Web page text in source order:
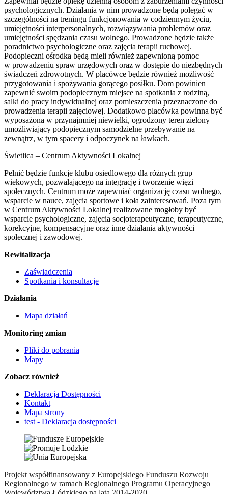
psychologicznych. Działania w nim prowadzone będą polegać w
szczególności na treningu funkcjonowania w codziennym życiu,
umiejętności interpersonalnych, rozwiązywania problemów oraz
umiejętności spędzania czasu wolnego. Prowadzone będzie także
poradnictwo psychologiczne oraz zajęcia terapii ruchowej.
Podopieczni ośrodka będą mieli również zapewnioną pomoc
w prowadzeniu spraw urzędowych oraz w dostępie do niezbędnych
świadczeń zdrowotnych. W placówce będzie również możliwość
przygotowania i spożywania gorącego posiłku. Dom powinien
zapewnić swoim podopiecznym miejsce na spotkania z rodziną,
salki do pracy indywidualnej oraz pomieszczenia przeznaczone do
prowadzenia terapii zajęciowej. Dodatkowo placówka powinna być
wyposażona w przynajmniej niewielki, ogrodzony teren zielony
umożliwiający podopiecznym samodzielne przebywanie na
zewnątrz, w tym spacery i odpoczynek na ławkach.
Świetlica – Centrum Aktywności Lokalnej
Pełnić będzie funkcje klubu osiedlowego dla różnych grup
wiekowych, pozwalającego na integrację i tworzenie więzi
społecznych. Centrum może zapewniać organizację czasu wolnego,
wsparcie w nauce, zajęcia sportowe i koła zainteresowań. Poza tym
w Centrum Aktywności Lokalnej realizowane mogłoby być
wsparcie psychologiczne, zajęcia socjoterapeutyczne, terapeutyczne,
korekcyjne, kompensacyjne oraz inne działania aktywności
społecznej i zawodowej.
Rewitalizacja
Zaświadczenia
Spotkania i konsultacje
Działania
Mapa działań
Monitoring zmian
Pliki do pobrania
Mapy
Zobacz również
Deklaracja Dostępności
Kontakt
Mapa strony
test - Deklaracja dostępności
Projekt współfinansowany z Europejskiego Funduszu Rozwoju
Regionalnego w ramach Regionalnego Programu Operacyjnego